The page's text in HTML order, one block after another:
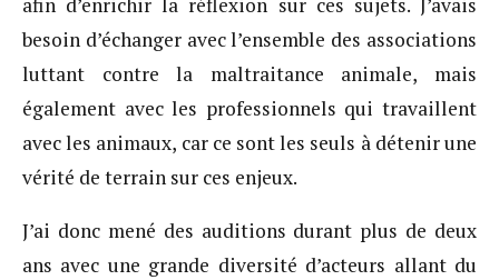
besoin d’échanger avec l’ensemble des associations
luttant contre la maltraitance animale, mais
également avec les professionnels qui travaillent
avec les animaux, car ce sont les seuls à détenir une
vérité de terrain sur ces enjeux.
J’ai donc mené des auditions durant plus de deux
ans avec une grande diversité d’acteurs allant du